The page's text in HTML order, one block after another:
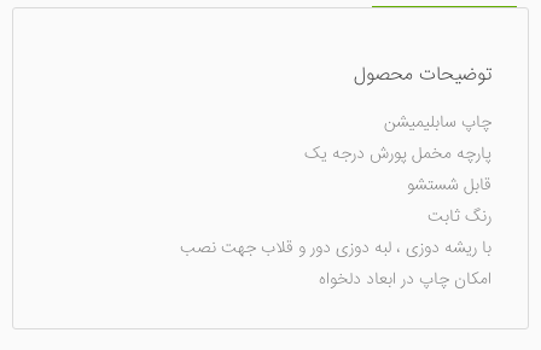
توضیحات محصول
چاپ سابلیمیشن
پارچه مخمل پورش درجه یک
قابل شستشو
رنگ ثابت
با ریشه دوزی ، لبه دوزی دور و قلاب جهت نصب
امکان چاپ در ابعاد دلخواه